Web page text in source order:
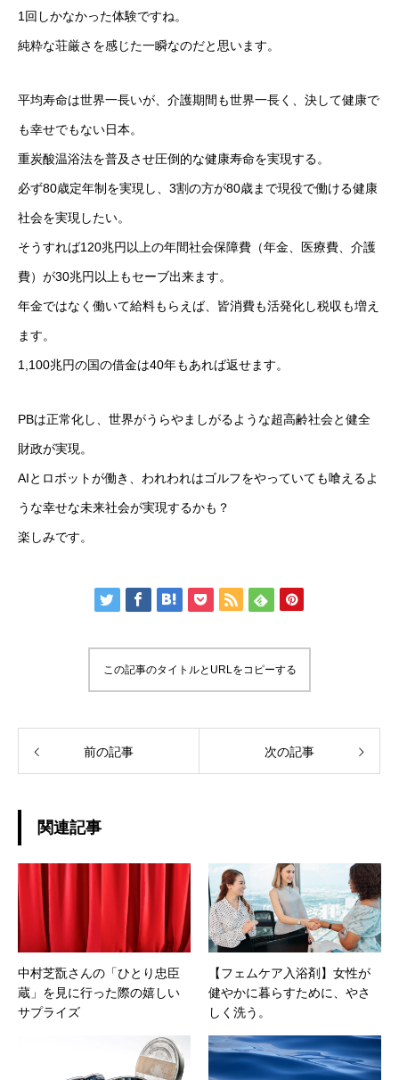
1回しかなかった体験ですね。
純粋な荘厳さを感じた一瞬なのだと思います。
平均寿命は世界一長いが、介護期間も世界一長く、決して健康で
も幸せでもない日本。
重炭酸温浴法を普及させ圧倒的な健康寿命を実現する。
必ず80歳定年制を実現し、3割の方が80歳まで現役で働ける健康
社会を実現したい。
そうすれば120兆円以上の年間社会保障費（年金、医療費、介護
費）が30兆円以上もセーブ出来ます。
年金ではなく働いて給料もらえば、皆消費も活発化し税収も増え
ます。
1,100兆円の国の借金は40年もあれば返せます。
PBは正常化し、世界がうらやましがるような超高齢社会と健全
財政が実現。
AIとロボットが働き、われわれはゴルフをやっていても喰えるよ
うな幸せな未来社会が実現するかも？
楽しみです。
この記事のタイトルとURLをコピーする
前の記事 次の記事
関連記事
中村芝翫さんの「ひとり忠臣
蔵」を見に行った際の嬉しい
サプライズ
【フェムケア入浴剤】女性が
健やかに暮らすために、やさ
しく洗う。